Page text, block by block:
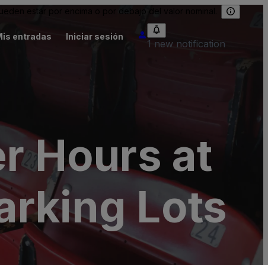
entradas Iniciar sesión
1 new notification
Hours at
Lots